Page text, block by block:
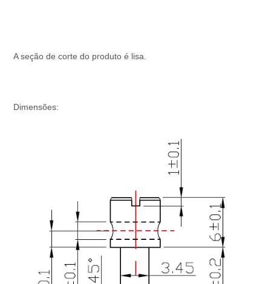
A seção de corte do produto é lisa.
Dimensões: